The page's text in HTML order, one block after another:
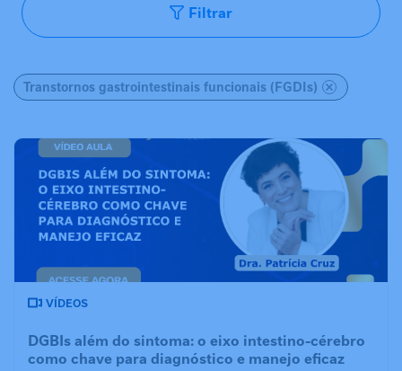
Filtrar
Transtornos gastrointestinais funcionais (FGDIs)
VÍDEOS
DGBIs além do sintoma: o eixo intestino-cérebro
como chave para diagnóstico e manejo eficaz